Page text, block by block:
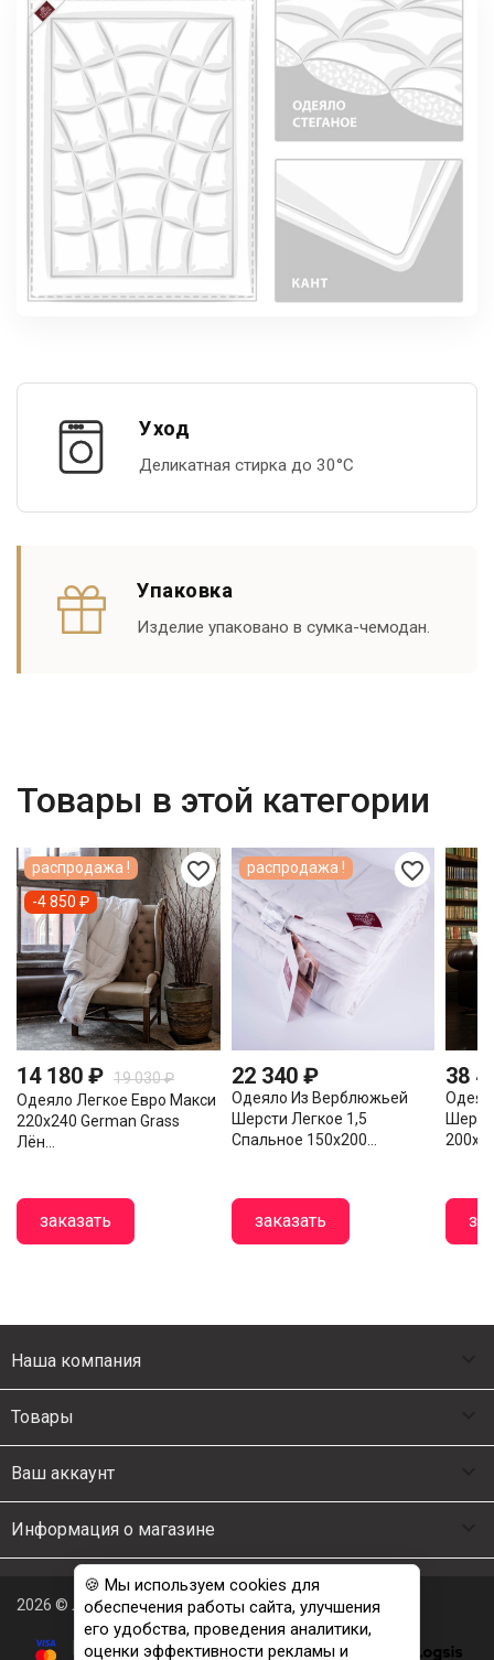
Уход
Деликатная стирка до 30°С
Упаковка
Изделие упаковано в сумка-чемодан.
Товары в этой категории
favorite_border
14 180 ₽ 19 030 ₽
Одеяло Легкое Евро Макси
220х240 German Grass
Лён...
заказать
распродажа !
-4 850 ₽
favorite_border
22 340 ₽
Одеяло Из Верблюжьей
Шерсти Легкое 1,5
Спальное 150х200...
заказать
распродажа !
38
Наша компания
Товары
Ваш аккаунт
Информация о магазине
2026 © Люкс Постель
🍪 Мы используем cookies для
обеспечения работы сайта, улучшения
его удобства, проведения аналитики,
оценки эффективности рекламы и